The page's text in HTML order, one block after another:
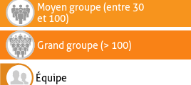
Moyen groupe (entre 30
et 100)
Grand groupe (> 100)
Équipe